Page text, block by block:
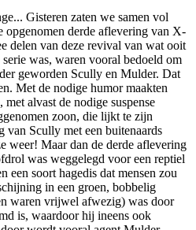
Gisteren zaten we samen vol
opgenomen derde aflevering van X-
delen van deze revival van wat ooit
serie was, waren vooral bedoeld om
geworden Scully en Mulder. Dat
Met de nodige humor maakten
alvast de nodige suspense
zoon, die lijkt te zijn
van Scully met een buitenaards
weer! Maar dan de derde aflevering
was weggelegd voor een reptiel
een soort hagedis dat mensen zou
in een groen, bobbelig
waren vrijwel afwezig) was door
is, waardoor hij ineens ook